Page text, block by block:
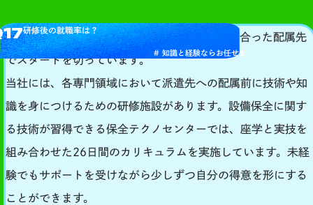
研修後の就職率は？
# 知識と経験ならお任せを
研修を修了した方のほとんどが、本人の適性に合った配属先
でスタートを切っています。
当社には、各専門領域において派遣先への配属前に技術や知
識を身につけるための研修施設があります。設備保全に関す
る技術が習得できる保全テクノセンターでは、座学と実技を
組み合わせた26日間のカリキュラムを実施しています。未経
験でもサポートを受けながら少しずつ自分の得意を形にする
ことができます。